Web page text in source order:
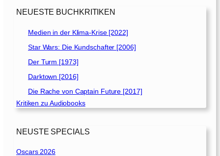
NEUESTE BUCHKRITIKEN
Medien in der Klima-Krise [2022]
Star Wars: Die Kundschafter [2006]
Der Turm [1973]
Darktown [2016]
Die Rache von Captain Future [2017]
Kritiken zu Audiobooks
NEUSTE SPECIALS
Oscars 2026